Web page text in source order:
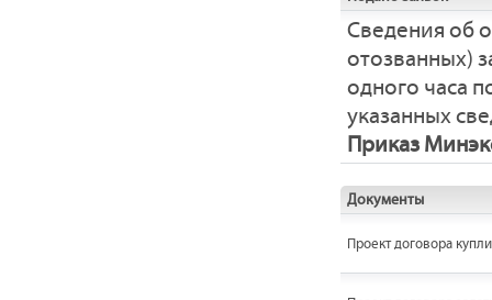
Сведения об
отозванных)
одного часа
указанных
Приказ
Документы
Проект договора